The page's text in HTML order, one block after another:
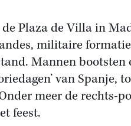
Plaza de Villa in
militaire
Mannen bootsten
van Spanje,
meer de rechts-
feest.